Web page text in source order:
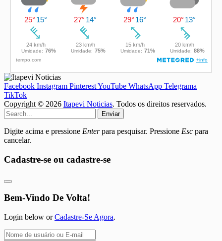
Facebook Instagram PinterestYouTube WhatsApp Telegrama
TikTok
Copyright © 2026 Itapevi Noticias. Todos os direitos reservados.
Enviar
Digite acima e pressione Enterpara pesquisar. Pressione Esc para
cancelar.
Cadastre-se ou cadastre-se
Bem-Vindo De Volta!
Login below orCadastre-Se Agora.